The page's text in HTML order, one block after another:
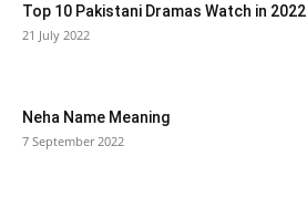
Top 10 Pakistani Dramas Watch in 2022
21 July 2022
Neha Name Meaning
7 September 2022